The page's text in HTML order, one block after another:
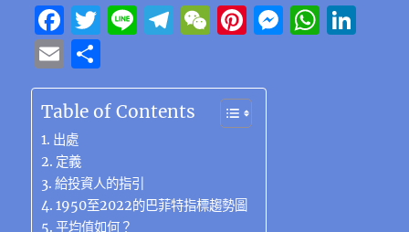
F
a
c
e
b
o
o
k
T
it
te
Li
e
T
e
g
m
W
C
h
at
Pi
te
re
st
M W
E
m
ai
l
享
Table of Contents
出處
定義
給投資人的指引
1950至2022的巴菲特指標趨勢圖
平均值如何？